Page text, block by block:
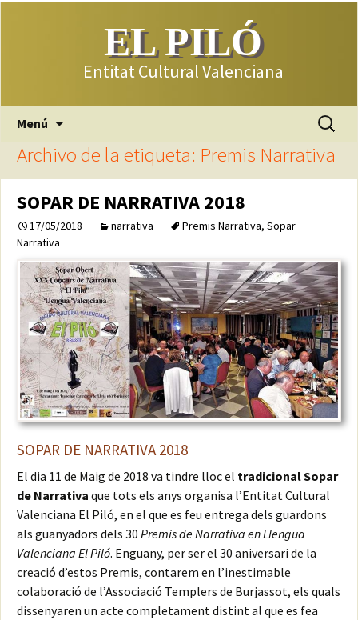
EL PILÓ
Entitat Cultural Valenciana
Menú
contenido
Buscar:
Archivo de la etiqueta: Premis Narrativa
SOPAR DE NARRATIVA 2018
17/05/2018 narrativa Premis Narrativa, Sopar
Narrativa
SOPAR DE NARRATIVA 2018
El dia 11 de Maig de 2018 va tindre lloc el tradicional Sopar
de Narrativa que tots els anys organisa l’Entitat Cultural
Valenciana El Piló, en el que es feu entrega dels guardons
als guanyadors dels 30 Premis de Narrativa en Llengua
Valenciana El Piló. Enguany, per ser el 30 aniversari de la
creació d’estos Premis, contarem en l’inestimable
colaboració de l’Associació Templers de Burjassot, els quals
dissenyaren un acte completament distint al que es fea